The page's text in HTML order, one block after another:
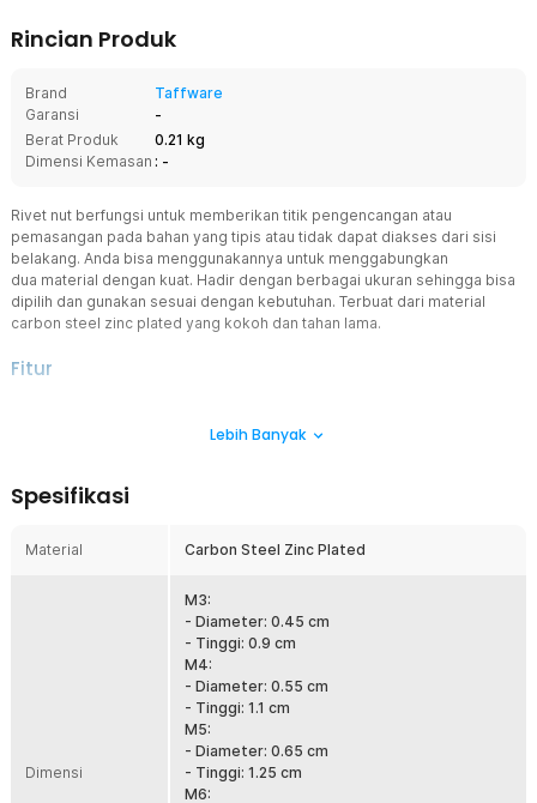
Rincian Produk
Brand
Taffware
Garansi
-
Berat Produk
0.21 kg
Dimensi Kemasan : -
Rivet nut berfungsi untuk memberikan titik pengencangan atau
pemasangan pada bahan yang tipis atau tidak dapat diakses dari sisi
belakang. Anda bisa menggunakannya untuk menggabungkan
dua material dengan kuat. Hadir dengan berbagai ukuran sehingga bisa
dipilih dan gunakan sesuai dengan kebutuhan. Terbuat dari material
carbon steel zinc plated yang kokoh dan tahan lama.
Fitur
Rivet nut digunakan ketika sulit atau tidak mungkin memasang baut
dijangkau seperti di dalam panel kendaraan atau struktur yang sulit
Stabil dan Kokoh Permanen
dalam lubang yang dibor sebelumnya pada material. Memberikan
keamanan dan stabilitas dalam jangka waktu yang lama.
Fleksibilitas Penggunaan
Anda bisa menggunakan rivet nut untuk berbagai aplikasi termasuk
di industri otomotif, manufaktur, konstruksi, dan lainnya. Rivet nut
memberikan solusi yang fleksibel untuk berbagai kebutuhan
Ukuran yang Beragam
Lebih Banyak
Spesifikasi
Material Carbon Steel Zinc Plated
Dimensi
M3:
- Diameter: 0.45 cm
- Tinggi: 0.9 cm
M4:
- Diameter: 0.55 cm
- Tinggi: 1.1 cm
M5:
- Diameter: 0.65 cm
- Tinggi: 1.25 cm
M6: